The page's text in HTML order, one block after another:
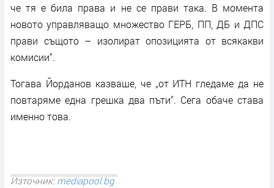
че тя е била права и не се прави така. В момента
новото управляващо множество ГЕРБ, ПП, ДБ и ДПС
прави същото – изолират опозицията от всякакви
комисии“.
Тогава Йорданов казваше, че „от ИТН гледаме да не
повтаряме една грешка два пъти“. Сега обаче става
именно това.
Източник:mediapool.bg